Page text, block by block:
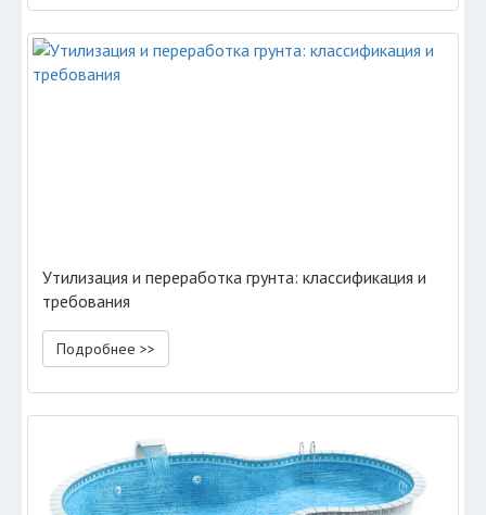
Утилизация и переработка грунта: классификация и
требования
Подробнее >>